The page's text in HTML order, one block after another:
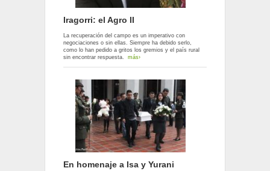
Iragorri: el Agro II
La recuperación del campo es un imperativo con
negociaciones o sin ellas. Siempre ha debido serlo,
como lo han pedido a gritos los gremios y el país rural
sin encontrar respuesta. más›
En homenaje a Isa y Yurani